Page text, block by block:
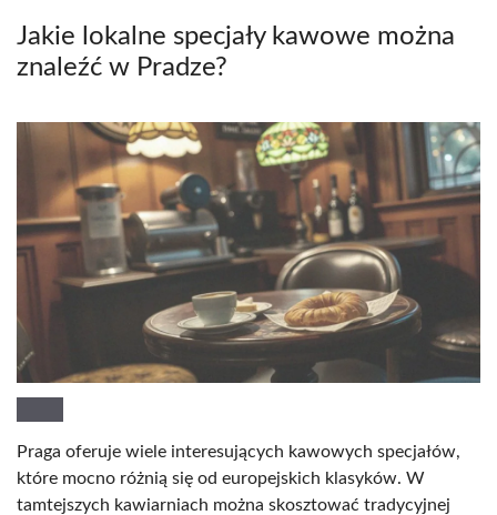
Jakie lokalne specjały kawowe można
znaleźć w Pradze?
Praga oferuje wiele interesujących kawowych specjałów,
które mocno różnią się od europejskich klasyków. W
tamtejszych kawiarniach można skosztować tradycyjnej